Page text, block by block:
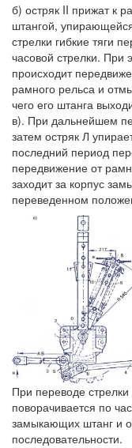
б) остряк II прижат к
штангой,
стрелки гибкие тяги
часовой стрелки. При
происходит
рамного рельса и
чего его штанга
в). При дальнейшем
затем остряк Л
последний период
передвижение от
заходит за корпус
переведенном
При переводе
поворачивается по
замыкающих штанг и
последовательности.